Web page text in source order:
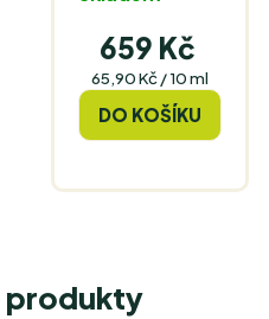
659 Kč
Měrná
65,90 Kč / 10 ml
DO KOŠÍKU
produkty